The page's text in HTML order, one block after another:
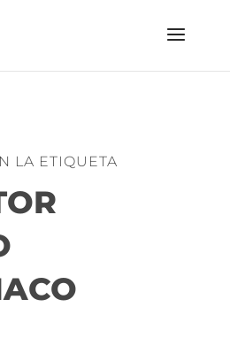
LA ETIQUETA